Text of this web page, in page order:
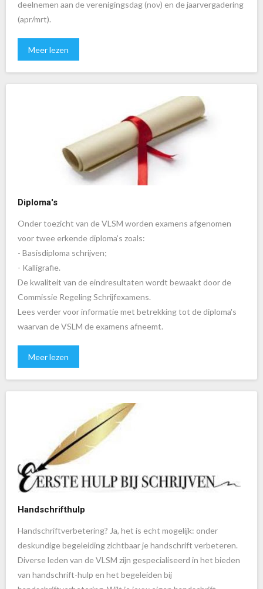
deelnemen aan de verenigingsdag (nov) en de jaarvergadering
(apr/mrt).
Meer lezen
Diploma's
Onder toezicht van de VLSM worden examens afgenomen
voor twee erkende diploma’s zoals:
- Basisdiploma schrijven;
- Kalligrafie.
De kwaliteit van de eindresultaten wordt bewaakt door de
Commissie Regeling Schrijfexamens.
Lees verder voor informatie met betrekking tot de diploma's
waarvan de VSLM de examens afneemt.
Meer lezen
Handschrifthulp
Handschriftverbetering? Ja, het is echt mogelijk: onder
deskundige begeleiding zichtbaar je handschrift verbeteren.
Diverse leden van de VLSM zijn gespecialiseerd in het bieden
van handschrift-hulp en het begeleiden bij